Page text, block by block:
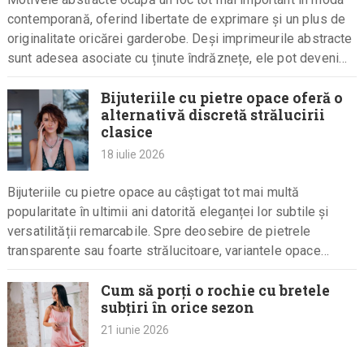
contemporană, oferind libertate de exprimare și un plus de
originalitate oricărei garderobe. Deși imprimeurile abstracte
sunt adesea asociate cu ținute îndrăznețe, ele pot deveni
Bijuteriile cu pietre opace oferă o
alternativă discretă strălucirii
clasice
18 iulie 2026
Bijuteriile cu pietre opace au câștigat tot mai multă
popularitate în ultimii ani datorită eleganței lor subtile și
versatilității remarcabile. Spre deosebire de pietrele
transparente sau foarte strălucitoare, variantele opace
Cum să porți o rochie cu bretele
subțiri în orice sezon
21 iunie 2026